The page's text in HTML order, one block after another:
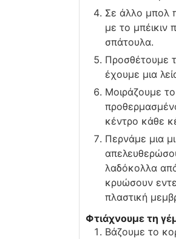
Σε άλλο μπολ
με το μπέικιν
σπάτουλα.
Προσθέτουμε
έχουμε μια
Μοιράζουμε
κέντρο κάθε
Περνάμε μια
λαδόκολλα
κρυώσουν
πλαστική
Φτιάχνουμε τη
Βάζουμε το